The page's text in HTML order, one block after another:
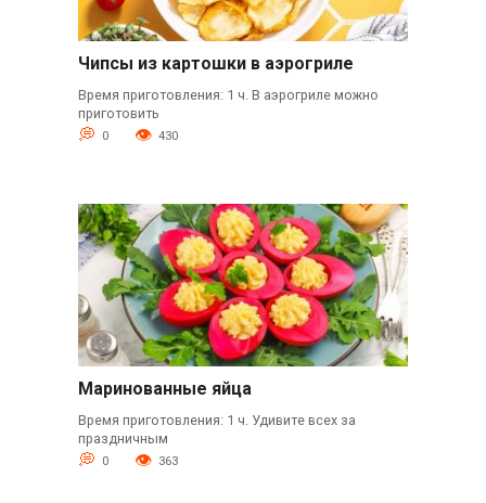
Чипсы из картошки в аэрогриле
Время приготовления: 1 ч. В аэрогриле можно
приготовить
0 430
Маринованные яйца
Время приготовления: 1 ч. Удивите всех за
праздничным
0 363